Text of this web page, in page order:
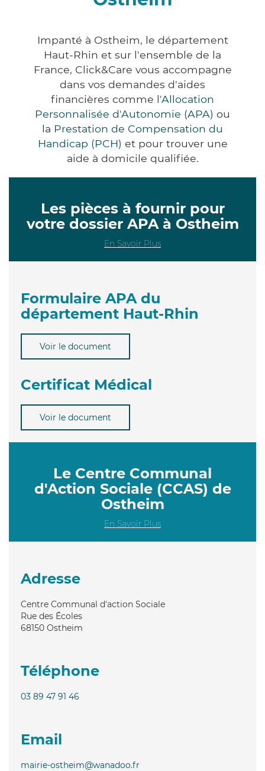
Impanté à Ostheim, le département
Haut-Rhin et sur l'ensemble de la
France, Click&Care vous accompagne
dans vos demandes d'aides
financières comme l'Allocation
Personnalisée d'Autonomie (APA) ou
la Prestation de Compensation du
Handicap (PCH) et pour trouver une
aide à domicile qualifiée.
Les pièces à fournir pour
votre dossier APA à Ostheim
En Savoir Plus
Formulaire APA du
département Haut-Rhin
Voir le document
Certificat Médical
Voir le document
Le Centre Communal
d'Action Sociale (CCAS) de
Ostheim
En Savoir Plus
Adresse
Centre Communal d'action Sociale
Rue des Écoles
68150 Ostheim
Téléphone
03 89 47 91 46
Email
mairie-ostheim@wanadoo.fr